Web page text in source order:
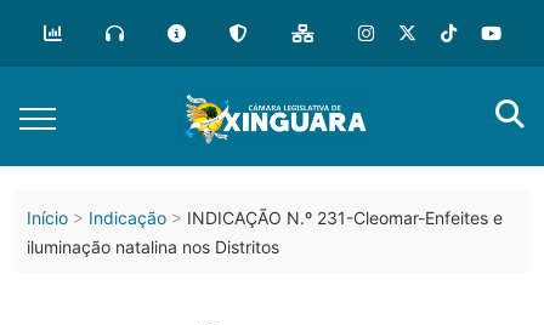
Início Indicação
INDICAÇÃO N.º 231-Cleomar-Enfeites e
iluminação natalina nos Distritos